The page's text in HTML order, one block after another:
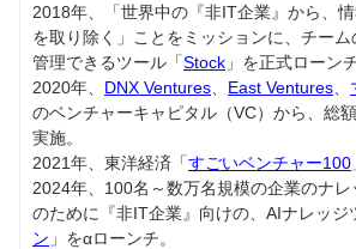
2018年、「世界中の『非IT企業』から、
を取り除く」ことをミッションに、チー
管理できるツール「Stock 」を正式ローンチ
2020年、 DNX Ventures East Ventures
のベンチャーキャピタル（VC）から、総
実施。
2021年、東洋経済「すごいベンチャー100
2024年、100名～数万名規模の企業のナ
のために『非IT企業』向けの、AIナレッジ
ン 」をαローンチ。